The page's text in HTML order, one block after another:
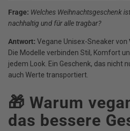
Frage: Welches Weihnachtsgeschenk
nachhaltig und für alle tragbar?
Antwort: Vegane Unisex-Sneaker von
Die Modelle verbinden Stil, Komfort
jedem Look. Ein Geschenk, das nicht
auch Werte transportiert.
🎁 Warum
das bessere